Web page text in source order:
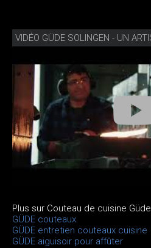
Plus sur Couteau de cuisine Güde
GÜDE couteaux
GÜDE entretien couteaux cuisine
GÜDE aiguisoir pour affûter